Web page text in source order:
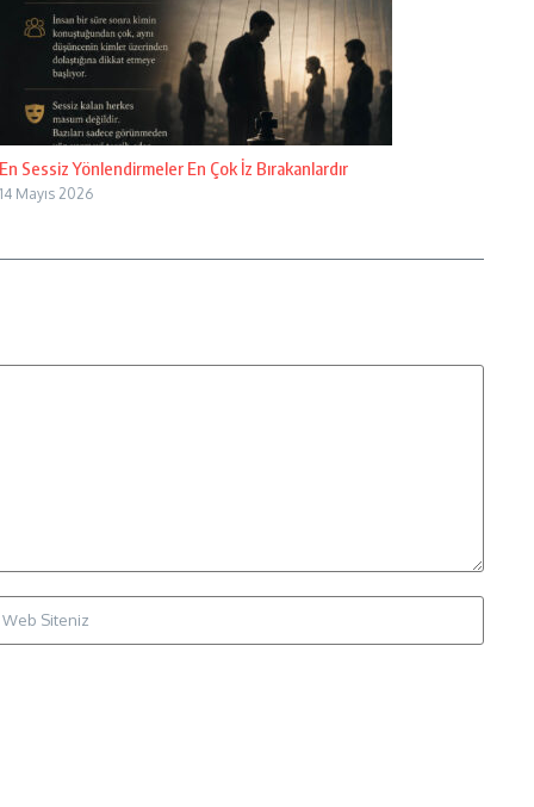
En Sessiz Yönlendirmeler En Çok İz Bırakanlardır
14 Mayıs 2026